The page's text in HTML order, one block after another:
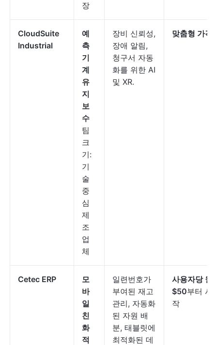
장
CloudSuite
Industrial
예
측
기
계
유
지
보
수
팀
크
기:
기
술
중
심
제
조
업
체
장비 신뢰성,
장애 알림,
청구서 자동
화를 위한 AI
및 XR.
맞춤형 가격
Cetec ERP
모
바
일
친
화
적
일련번호가
부여된 재고
관리, 자동화
된 자원 배
분, 태블릿에
최적화된 데
사용자당 월
$50부터 시
작